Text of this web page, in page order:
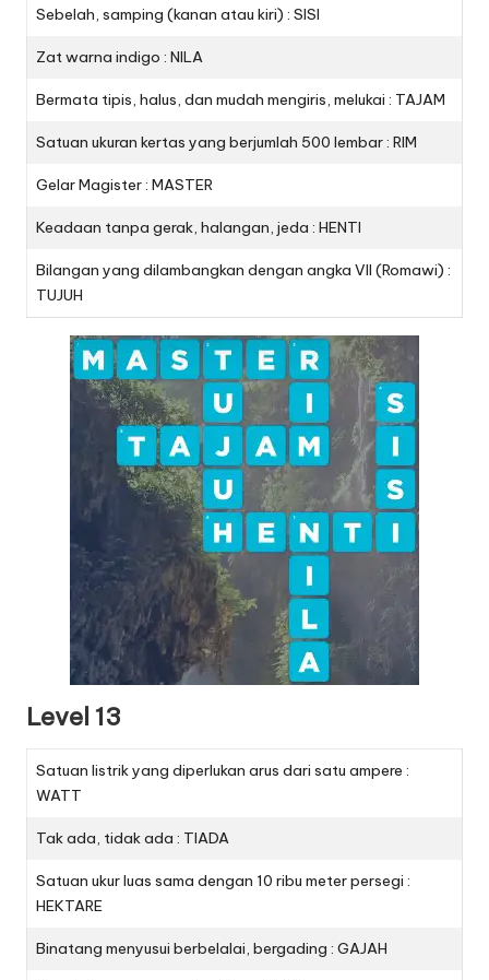
Sebelah, samping (kanan atau kiri) : SISI
Zat warna indigo : NILA
Bermata tipis, halus, dan mudah mengiris, melukai : TAJAM
Satuan ukuran kertas yang berjumlah 500 lembar : RIM
Gelar Magister : MASTER
Keadaan tanpa gerak, halangan, jeda : HENTI
Bilangan yang dilambangkan dengan angka VII (Romawi) :
TUJUH
Level 13
Satuan listrik yang diperlukan arus dari satu ampere :
WATT
Tak ada, tidak ada : TIADA
Satuan ukur luas sama dengan 10 ribu meter persegi :
HEKTARE
Binatang menyusui berbelalai, bergading : GAJAH